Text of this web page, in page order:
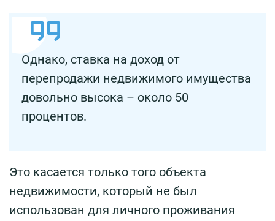
Однако, ставка на доход от
перепродажи недвижимого имущества
довольно высока – около 50
процентов.
Это касается только того объекта
недвижимости, который не был
использован для личного проживания